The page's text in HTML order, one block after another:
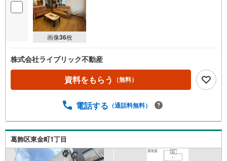
画像36枚
株式会社ライブリック不動産
資料をもらう （無料）
電話する （通話料無料）
葛飾区東金町1丁目